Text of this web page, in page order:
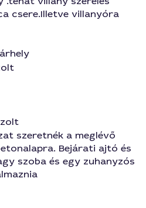
csere.Illetve villanyóra
szeretnék a meglévő
Bejárati ajtó és
szoba és egy zuhanyzós